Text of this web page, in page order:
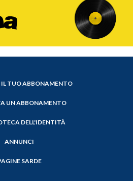
IL TUO ABBONAMENTO
UN ABBONAMENTO
DELL'IDENTITÀ
ANNUNCI
SARDE